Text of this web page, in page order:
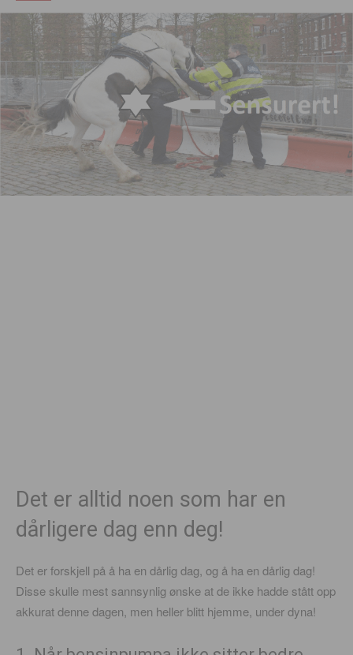
Det er alltid noen som har en
dårligere dag enn deg!
Det er forskjell på å ha en dårlig dag, og å ha en dårlig dag!
Disse skulle mest sannsynlig ønske at de ikke hadde stått opp
akkurat denne dagen, men heller blitt hjemme, under dyna!